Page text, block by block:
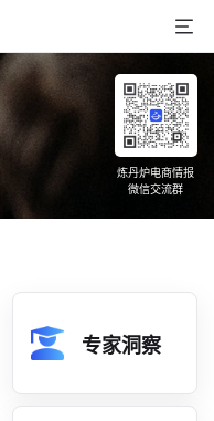
炼丹炉电商情报
微信交流群
专家洞察